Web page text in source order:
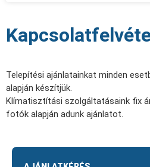
Telepítési ajánlatainkat minden
alapján készítjük.
Klímatisztítási szolgáltatásaink fix
fotók alapján adunk ajánlatot.